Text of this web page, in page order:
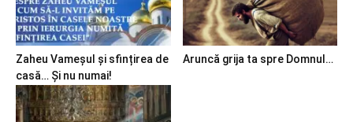
Zaheu Vameșul și sfințirea de
casă… Și nu numai!
Aruncă grija ta spre Domnul…